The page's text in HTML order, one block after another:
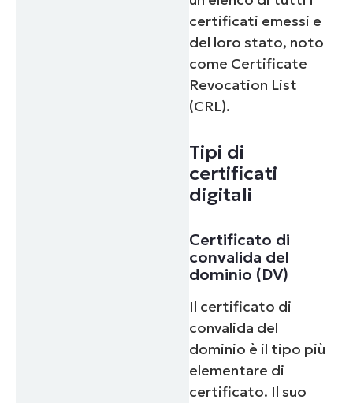
certificati emessi e
del loro stato, noto
come Certificate
Revocation List
(CRL).
Tipi di
certificati
digitali
Certificato di
convalida del
dominio (DV)
Il certificato di
convalida del
dominio è il tipo più
elementare di
certificato. Il suo